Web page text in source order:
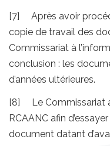
[7] Après avoir
copie de travail des
Commissariat à
conclusion : les
d’années ultérieures.
[8] Le Commissariat
RCAANC afin
document datant